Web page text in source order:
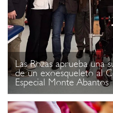
Las Rozas aprueba una
de un exoesqueleto al
Especial Monte Abantos